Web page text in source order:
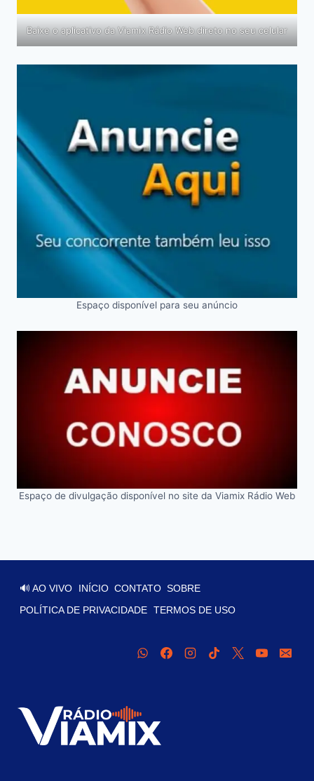
Baixe o aplicativo da Viamix Rádio Web direto no seu celular
Espaço disponível para seu anúncio
Espaço de divulgação disponível no site da Viamix Rádio Web
🔊 AO VIVO INÍCIO CONTATO SOBRE
POLÍTICA DE PRIVACIDADE TERMOS DE USO